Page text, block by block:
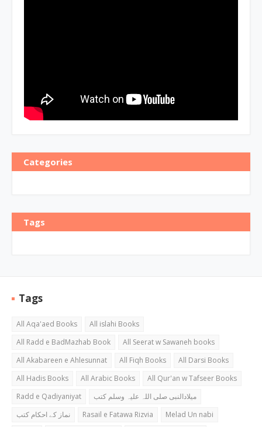
Categories
Tags
Tags
All Aqa'aed Books
All islahi Books
All Radd e BadMazhab Book
All Seerat w Sawaneh books
All Akabareen e Ahlesunnat
All Fiqh Books
All Darsi Books
All Hadis Books
All Arabic Books
All Qur'an w Tafseer Books
Radd e Qadiyaniyat
میلادالنبی صلی اللہ علیہ وسلم کتب
نماز کے احکام کتب
Rasail e Fatawa Rizvia
Melad Un nabi